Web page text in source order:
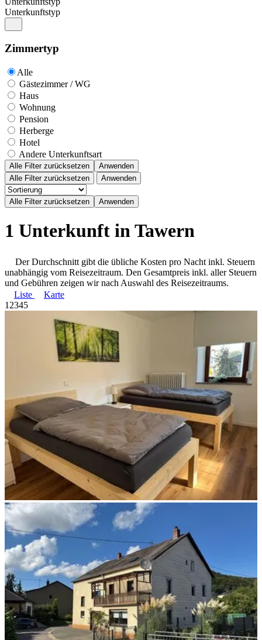
Unterkunftstyp
Zimmertyp
Alle
Gästezimmer / WG
Haus
Wohnung
Pension
Herberge
Hotel
Andere Unterkunftsart
Alle Filter zurücksetzen
Anwenden
Alle Filter zurücksetzen
Anwenden
1 Unterkunft in Tawern
Der Durchschnitt gibt die übliche Kosten pro Nacht inkl. Steuern
unabhängig vom Reisezeitraum. Den Gesamtpreis inkl. aller Steuern
und Gebühren zeigen wir nach Auswahl des Reisezeitraums.
Liste
Karte
1 2345